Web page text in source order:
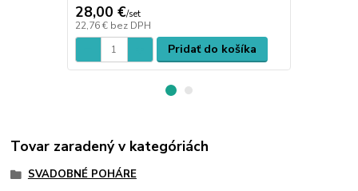
28,00 €/set
22,76 € bez DPH
Pridať do košíka
Tovar zaradený v kategóriách
SVADOBNÉ POHÁRE